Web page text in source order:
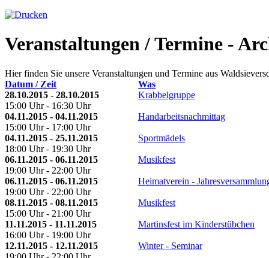
Veranstaltungen / Termine -
Hier finden Sie unsere Veranstaltungen und Termine aus
Datum / Zeit
Was
28.10.2015 - 28.10.2015
15:00 Uhr - 16:30 Uhr
Krabbelgruppe
04.11.2015 - 04.11.2015
15:00 Uhr - 17:00 Uhr
Handarbeitsnachmittag
04.11.2015 - 25.11.2015
18:00 Uhr - 19:30 Uhr
Sportmädels
06.11.2015 - 06.11.2015
19:00 Uhr - 22:00 Uhr
Musikfest
06.11.2015 - 06.11.2015
19:00 Uhr - 22:00 Uhr
Heimatverein -
08.11.2015 - 08.11.2015
15:00 Uhr - 21:00 Uhr
Musikfest
11.11.2015 - 11.11.2015
16:00 Uhr - 19:00 Uhr
Martinsfest im Kinderstübchen
12.11.2015 - 12.11.2015
Winter - Seminar